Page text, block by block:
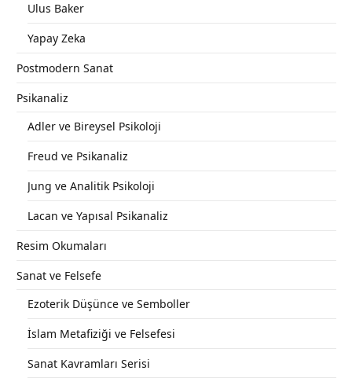
Ulus Baker
Yapay Zeka
Postmodern Sanat
Psikanaliz
Adler ve Bireysel Psikoloji
Freud ve Psikanaliz
Jung ve Analitik Psikoloji
Lacan ve Yapısal Psikanaliz
Resim Okumaları
Sanat ve Felsefe
Ezoterik Düşünce ve Semboller
İslam Metafiziği ve Felsefesi
Sanat Kavramları Serisi